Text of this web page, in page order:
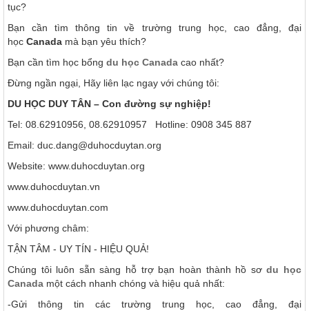
tục?
Bạn cần tìm thông tin về trường trung học, cao đẳng, đại
học Canada mà bạn yêu thích?
Bạn cần tìm học bổng du học Canada cao nhất?
Đừng ngần ngại, Hãy liên lạc ngay với chúng tôi:
DU HỌC DUY TÂN – Con đường sự nghiệp!
Tel: 08.62910956, 08.62910957 Hotline: 0908 345 887
Email: duc.dang@duhocduytan.org
Website: www.duhocduytan.org
www.duhocduytan.vn
www.duhocduytan.com
Với phương châm:
TẬN TÂM - UY TÍN - HIỆU QUẢ!
Chúng tôi luôn sẵn sàng hỗ trợ bạn hoàn thành hồ sơdu học
Canada một cách nhanh chóng và hiệu quả nhất:
-Gửi thông tin các trường trung học, cao đẳng, đại